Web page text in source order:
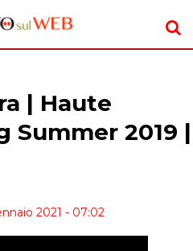
| Haute
Summer 2019 |
2021 - 07:02